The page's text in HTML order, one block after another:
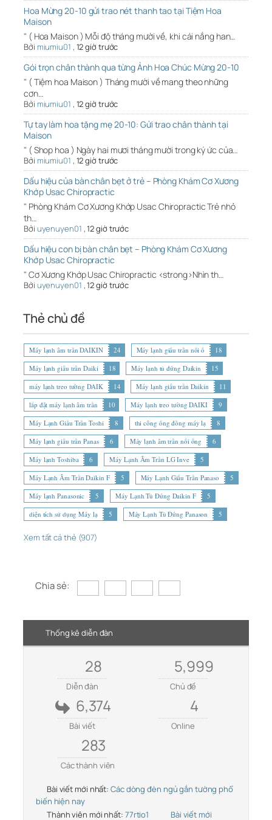
Hoa Mừng 20-10 gửi trao nét thanh tao tại Tiệm Hoa
Maison
" ( Hoa Maison ) Mỗi độ tháng mười về, khi cái nắng han…
Bởi miumiu01 , 12 giờ trước
Gói trọn chân thành qua từng Ảnh Hoa Chúc Mừng 20-10
" ( Tiệm hoa Maison ) Tháng mười về mang theo những
cơn…
Bởi miumiu01 , 12 giờ trước
Tự tay làm hoa tặng mẹ 20-10: Gửi trao chân thành tại
Maison
" ( Shop hoa ) Ngày hai mươi tháng mười trong ký ức của…
Bởi miumiu01 , 12 giờ trước
Dấu hiệu của bàn chân bẹt ở trẻ – Phòng Khám Cơ Xương
Khớp Usac Chiropractic
" Phòng Khám Cơ Xương Khớp Usac Chiropractic Trẻ nhỏ
th…
Bởi uyenuyen01 ,12 giờ trước
Dấu hiệu con bị bàn chân bẹt – Phòng Khám Cơ Xương
Khớp Usac Chiropractic
" Cơ Xương Khớp Usac Chiropractic <strong>Nhìn th…
Bởi uyenuyen01 ,12 giờ trước
Thẻ chủ đề
Máy lạnh âm trần DAIKIN 24 Máy lạnh giấu trần nối ố
18
Máy lạnh giấu trần Daiki
18 Máy lạnh tủ đứng Daikin
15
máy lạnh treo tường DAIK
14 Máy lạnh giấu trần Daikin
11
lắp đặt máy lạnh âm trần
10 Máy lạnh treo tường DAIKI
9
Máy Lạnh Giấu Trần Toshi
8 thi công ống đồng máy lạ
8
Máy lạnh giấu trần Panas
6 Máy lạnh âm trần nối ống
6
Máy lạnh Toshiba
6 Máy Lạnh Âm Trần LG Inve
5
Máy Lạnh Âm Trần Daikin F
5 Máy Lạnh Giấu Trần Panaso
5
Máy lạnh Panasonic
5 Máy Lạnh Tủ Đứng Daikin F
5
diện tích sử dụng Máy lạ
5 Máy Lạnh Tủ Đứng Panason 5
Xem tất cả thẻ (907)
Chia sẻ:
Thống kê diễn đàn
28
Diễn đàn
5,999
Chủ đề
6,374
Bài viết
4
Online
283
Các thành viên
Bài viết mới nhất: Các dòng đèn ngủ gắn tường phổ
biến hiện nay
Thành viên mới nhất: 77rtio1 Bài viết mới